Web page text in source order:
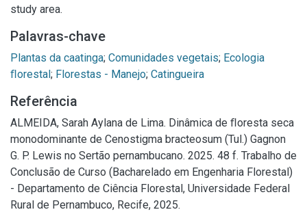
study area.
Palavras-chave
Plantas da caatinga; Comunidades vegetais; Ecologia
ﬂorestal; Florestas - Manejo; Catingueira
Referência
ALMEIDA, Sarah Aylana de Lima. Dinâmica de ﬂoresta seca
monodominante de Cenostigma bracteosum (Tul.) Gagnon
G. P. Lewis no Sertão pernambucano. 2025. 48 f. Trabalho de
Conclusão de Curso (Bacharelado em Engenharia Florestal)
- Departamento de Ciência Florestal, Universidade Federal
Rural de Pernambuco, Recife, 2025.